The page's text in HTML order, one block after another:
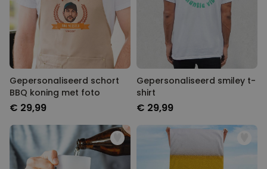
Gepersonaliseerd schort
BBQ koning met foto
€ 29,99
Gepersonaliseerd smiley t-
shirt
€ 29,99